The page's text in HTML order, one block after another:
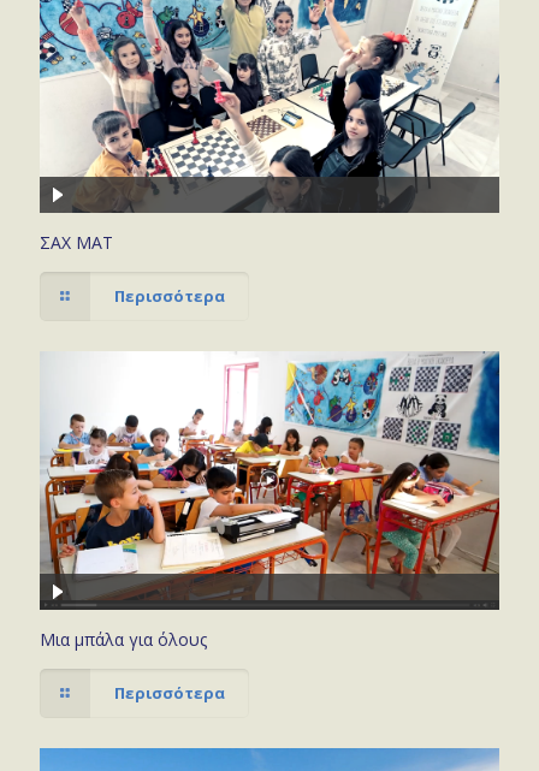
ΣΑΧ ΜΑΤ
Περισσότερα
Μια μπάλα για όλους
Περισσότερα